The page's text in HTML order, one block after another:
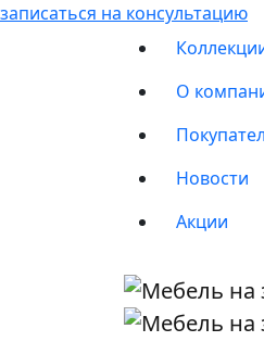
записаться на консультацию
О
Новости
Акции